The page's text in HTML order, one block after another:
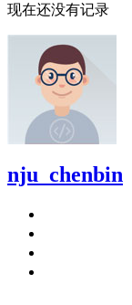
现在还没有记录
nju_chenbin